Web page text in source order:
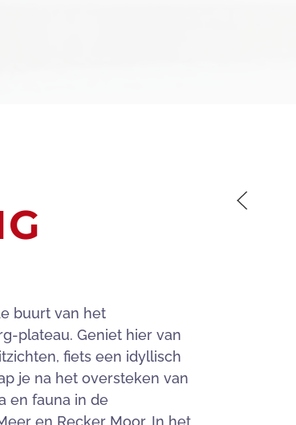
buurt van het
plateau. Geniet hier van
fiets een idyllisch
je na het oversteken van
en fauna in de
en Recker Moor. In het